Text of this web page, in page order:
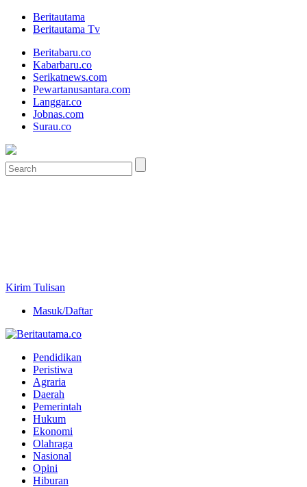
Beritautama
Beritautama Tv
Beritabaru.co
Kabarbaru.co
Serikatnews.com
Pewartanusantara.com
Langgar.co
Jobnas.com
Surau.co
Kirim Tulisan
Masuk/Daftar
Pendidikan
Peristiwa
Agraria
Daerah
Pemerintah
Hukum
Ekonomi
Olahraga
Nasional
Opini
Hiburan